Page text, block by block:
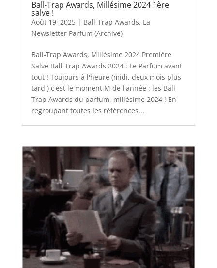
Ball-Trap Awards, Millésime 2024 1ère
salve !
Août 19, 2025| Ball-Trap Awards, La
Newsletter Parfum (Archive)
Ball-Trap Awards, Millésime 2024 Première
Salve Ball-Trap Awards 2024 : Le Parfum avant
tout ! Toujours à l'heure (midi, deux mois plus
tard!) c'est le moment M de l'année : les Ball-
Trap Awards du parfum, millésime 2024 ! En
regroupant toutes les références...